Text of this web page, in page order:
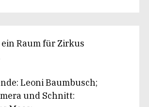
ein Raum für Zirkus
Leoni Baumbusch;
und Schnitt: